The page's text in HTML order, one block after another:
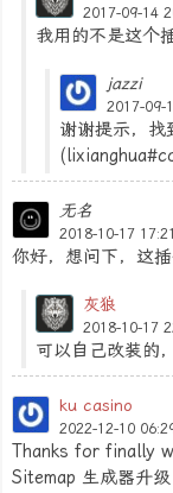
2017-09-14
我用的不是这个
jazzi
2017-09-
谢谢提示，
无名
2018-10-17 17:21
你好，想问下，这
灰狼
2018-10-17
可以自己改装的
ku casino
2022-12-10
Thanks for finally
Sitemap 生成器升